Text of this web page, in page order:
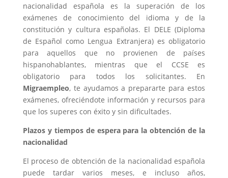
nacionalidad española es la superación de los
exámenes de conocimiento del idioma y de la
constitución y cultura españolas. El DELE (Diploma
de Español como Lengua Extranjera) es obligatorio
para aquellos que no provienen de países
hispanohablantes, mientras que el CCSE es
obligatorio para todos los solicitantes. En
Migraempleo, te ayudamos a prepararte para estos
exámenes, ofreciéndote información y recursos para
que los superes con éxito y sin dificultades.
Plazos y tiempos de espera para la obtención de la
nacionalidad
El proceso de obtención de la nacionalidad española
puede tardar varios meses, e incluso años,